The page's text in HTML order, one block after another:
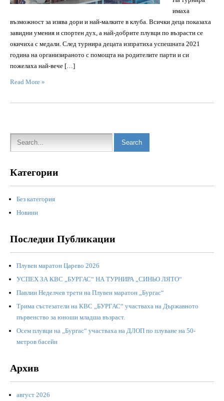
имаха
възможност за изява дори и най-малките в клуба. Всички деца показаха
завидни умения и спортен дух, а най-добрите плувци по възрасти се
окичиха с медали. След турнира децата изпратиха успешната 2021
година на организираното с помощта на родителите парти и си
пожелаха най-вече […]
Read More »
Категории
Без категория
Новини
Последни Публикации
Плувен маратон Царево 2026
УСПЕХ ЗА КВС „БУРГАС“ НА ТУРНИРА „СИНЬО ЛЯТО“
Павлин Неделчев трети на Плувен маратон „Бургас“
Трима състезатели на КВС „БУРГАС“ участваха на Държавното
първенство за юноши младша възраст.
Осем плувци на „Бургас“ участваха на ДЛОП по плуване на 50-
метров басейн
Архив
август 2026